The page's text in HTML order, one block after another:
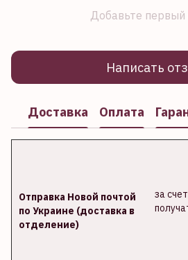
Добавьте первый
Написать
Доставка Оплата
Отправка Новой почтой
по Украине (доставка в
отделение)
за счет